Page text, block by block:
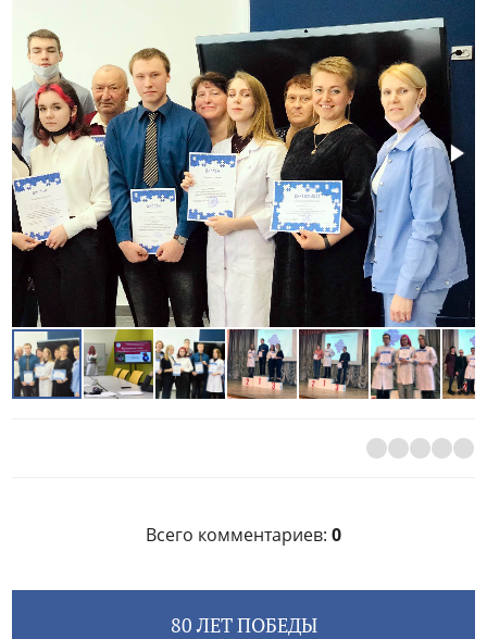
Всего комментариев: 0
80 ЛЕТ ПОБЕДЫ